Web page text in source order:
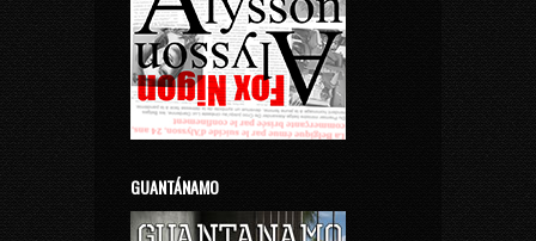
GUANTÁNAMO